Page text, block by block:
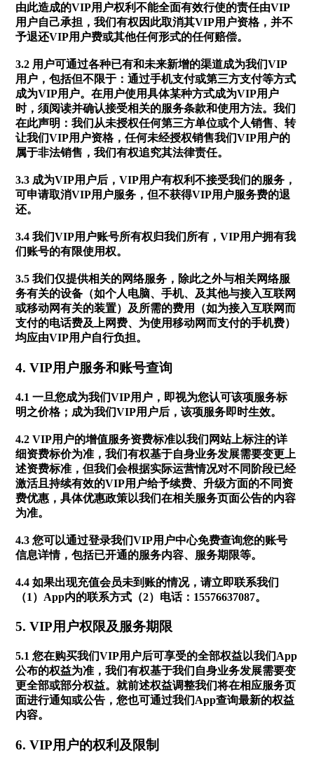
由此造成的VIP用户权利不能全面有效行使的责任由VIP
用户自己承担，我们有权因此取消其VIP用户资格，并不
予退还VIP用户费或其他任何形式的任何赔偿。
3.2 用户可通过各种已有和未来新增的渠道成为我们VIP
用户，包括但不限于：通过手机支付或第三方支付等方式
成为VIP用户。在用户使用具体某种方式成为VIP用户
时，须阅读并确认接受相关的服务条款和使用方法。我们
在此声明：我们从未授权任何第三方单位或个人销售、转
让我们VIP用户资格，任何未经授权销售我们VIP用户的
属于非法销售，我们有权追究其法律责任。
3.3 成为VIP用户后，VIP用户有权利不接受我们的服务，
可申请取消VIP用户服务，但不获得VIP用户服务费的退
还。
3.4 我们VIP用户账号所有权归我们所有，VIP用户拥有我
们账号的有限使用权。
3.5 我们仅提供相关的网络服务，除此之外与相关网络服
务有关的设备（如个人电脑、手机、及其他与接入互联网
或移动网有关的装置）及所需的费用（如为接入互联网而
支付的电话费及上网费、为使用移动网而支付的手机费）
均应由VIP用户自行负担。
4. VIP用户服务和账号查询
4.1 一旦您成为我们VIP用户，即视为您认可该项服务标
明之价格；成为我们VIP用户后，该项服务即时生效。
4.2 VIP用户的增值服务资费标准以我们网站上标注的详
细资费标价为准，我们有权基于自身业务发展需要变更上
述资费标准，但我们会根据实际运营情况对不同阶段已经
激活且持续有效的VIP用户给予续费、升级方面的不同资
费优惠，具体优惠政策以我们在相关服务页面公告的内容
为准。
4.3 您可以通过登录我们VIP用户中心免费查询您的账号
信息详情，包括已开通的服务内容、服务期限等。
4.4 如果出现充值会员未到账的情况，请立即联系我们
（1）App内的联系方式（2）电话： 15576637087。
5. VIP用户权限及服务期限
5.1 您在购买我们VIP用户后可享受的全部权益以我们App
公布的权益为准，我们有权基于我们自身业务发展需要变
更全部或部分权益。就前述权益调整我们将在相应服务页
面进行通知或公告，您也可通过我们App查询最新的权益
内容。
6. VIP用户的权利及限制